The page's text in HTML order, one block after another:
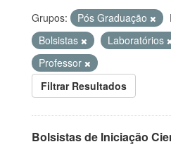
Grupos: Pós Graduação
Bolsistas
Laboratórios
Professor
Filtrar Resultados
Bolsistas de Iniciação